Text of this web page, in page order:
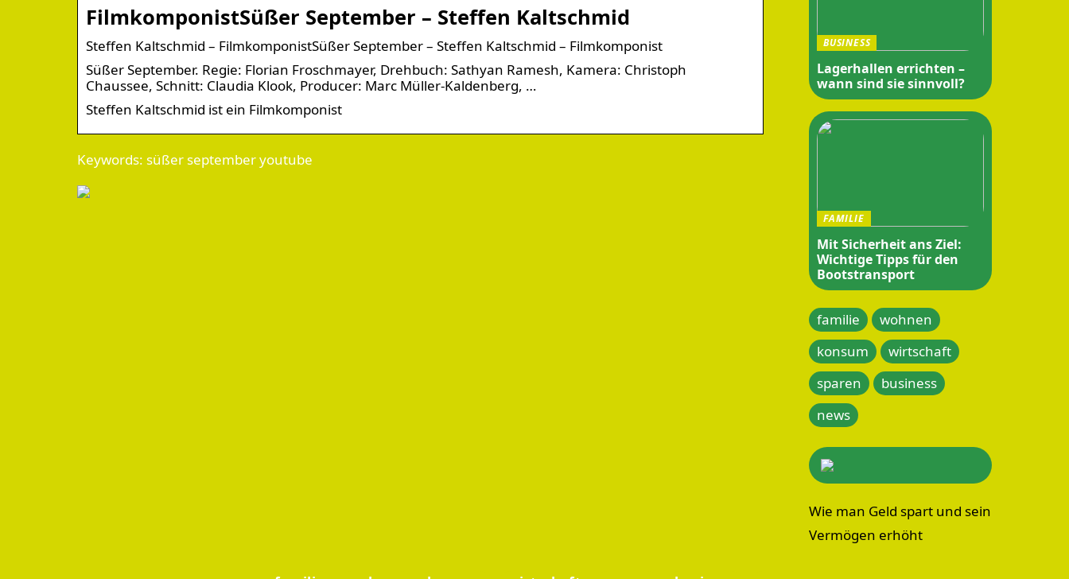
FilmkomponistSüßer September – Steffen Kaltschmid
Steffen Kaltschmid – FilmkomponistSüßer September – Steffen Kaltschmid – Filmkomponist
Süßer September. Regie: Florian Froschmayer, Drehbuch: Sathyan Ramesh, Kamera: Christoph
Chaussee, Schnitt: Claudia Klook, Producer: Marc Müller-Kaldenberg, …
Steffen Kaltschmid ist ein Filmkomponist
Keywords: süßer september youtube
BUSINESS
Lagerhallen errichten –
wann sind sie sinnvoll?
FAMILIE
Mit Sicherheit ans Ziel:
Wichtige Tipps für den
Bootstransport
familie
wohnen
konsum
wirtschaft
sparen
business
news
Wie man Geld spart und sein
Vermögen erhöht